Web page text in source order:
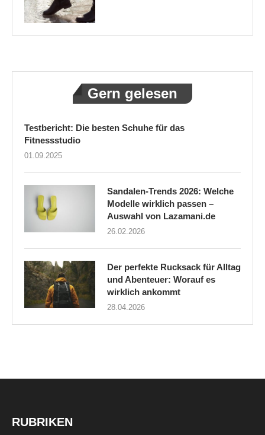
Gern gelesen
Testbericht: Die besten Schuhe für das
Fitnessstudio
01.09.2025
Sandalen-Trends 2026: Welche
Modelle wirklich passen –
Auswahl von Lazamani.de
26.02.2026
Der perfekte Rucksack für Alltag
und Abenteuer: Worauf es
wirklich ankommt
28.04.2026
RUBRIKEN